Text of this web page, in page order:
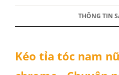
THÔNG TIN
Kéo tỉa tóc nam